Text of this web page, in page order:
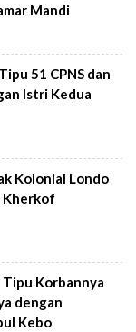
Mandi
51 CPNS dan
Istri Kedua
Kolonial Londo
Kherkof
Tipu Korbannya
dengan
Kebo